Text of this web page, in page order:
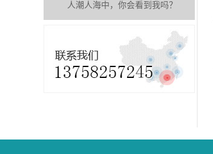
人潮人海中，你会看到我吗？